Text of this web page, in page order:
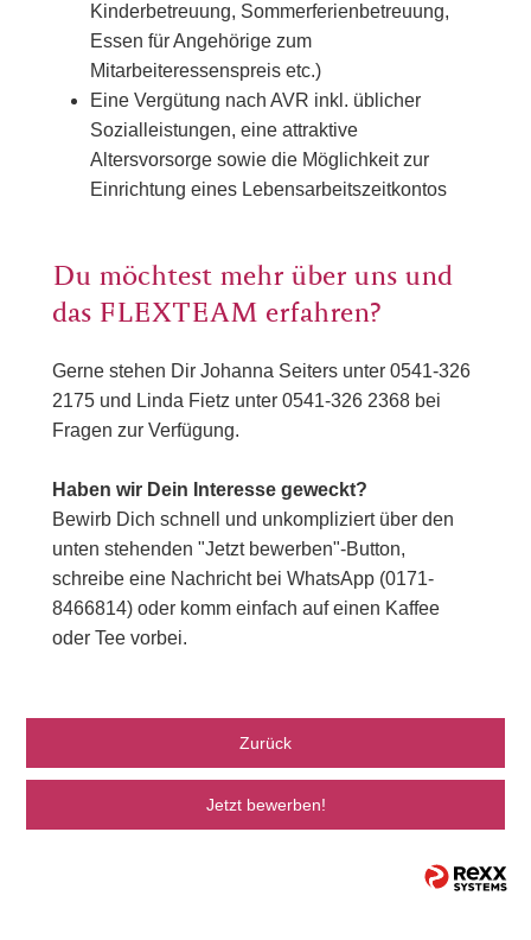
Kinderbetreuung, Sommerferienbetreuung,
Essen für Angehörige zum
Mitarbeiteressenspreis etc.)
Eine Vergütung nach AVR inkl. üblicher
Sozialleistungen, eine attraktive
Altersvorsorge sowie die Möglichkeit zur
Einrichtung eines Lebensarbeitszeitkontos
Du möchtest mehr über uns und
das FLEXTEAM erfahren?
Gerne stehen Dir Johanna Seiters unter 0541-326
2175 und Linda Fietz unter 0541-326 2368 bei
Fragen zur Verfügung.
Haben wir Dein Interesse geweckt?
Bewirb Dich schnell und unkompliziert über den
unten stehenden "Jetzt bewerben"-Button,
schreibe eine Nachricht bei WhatsApp (0171-
8466814) oder komm einfach auf einen Kaffee
oder Tee vorbei.
Zurück
Jetzt bewerben!